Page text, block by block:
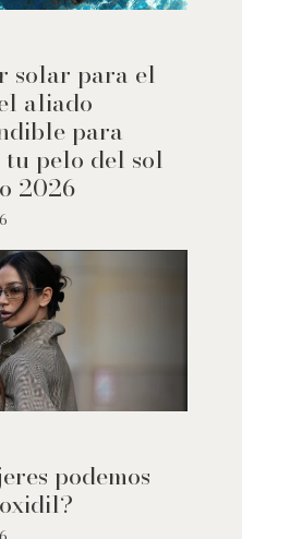
solar para el
aliado
para
pelo del sol
2026
podemos